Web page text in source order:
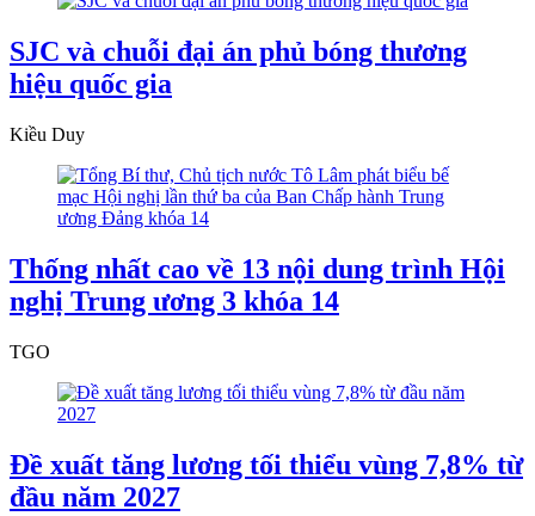
SJC và chuỗi đại án phủ bóng thương
hiệu quốc gia
Kiều Duy
Thống nhất cao về 13 nội dung trình Hội
nghị Trung ương 3 khóa 14
TGO
Đề xuất tăng lương tối thiểu vùng 7,8% từ
đầu năm 2027